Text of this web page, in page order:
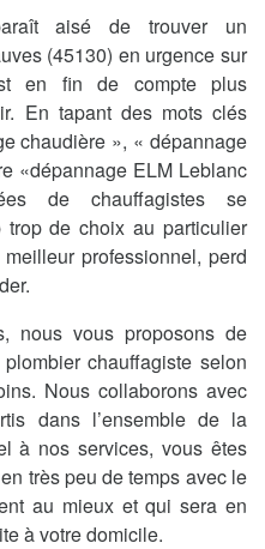
aisé de trouver un
(45130) en urgence sur
en fin de compte plus
En tapant des mots clés
chaudière », « dépannage
«dépannage ELM Leblanc
de chauffagistes se
trop de choix au particulier
professionnel, perd
nous vous proposons de
chauffagiste selon
Nous collaborons avec
dans l’ensemble de la
à nos services, vous êtes
très peu de temps avec le
au mieux et qui sera en
à votre domicile.